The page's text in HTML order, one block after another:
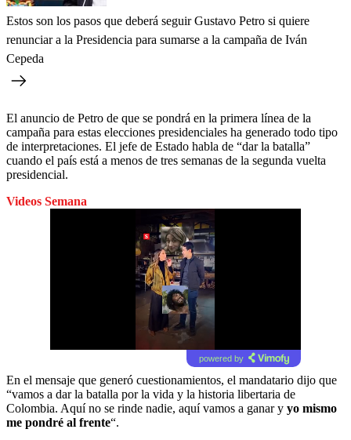
Estos son los pasos que deberá seguir Gustavo Petro si quiere
renunciar a la Presidencia para sumarse a la campaña de Iván
Cepeda
El anuncio de Petro de que se pondrá en la primera línea de la
campaña para estas elecciones presidenciales ha generado todo tipo
de interpretaciones. El jefe de Estado habla de “dar la batalla”
cuando el país está a menos de tres semanas de la segunda vuelta
presidencial.
Videos Semana
powered by
En el mensaje que generó cuestionamientos, el mandatario dijo que
“vamos a dar la batalla por la vida y la historia libertaria de
Colombia. Aquí no se rinde nadie, aquí vamos a ganar y yo mismo
me pondré al frente“.